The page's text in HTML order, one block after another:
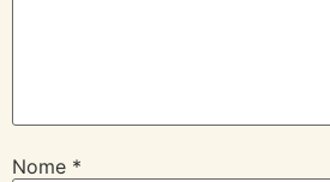
Nome *